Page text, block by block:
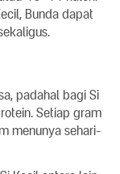
Bunda dapat
padahal bagi Si
Setiap gram
menunya sehari-